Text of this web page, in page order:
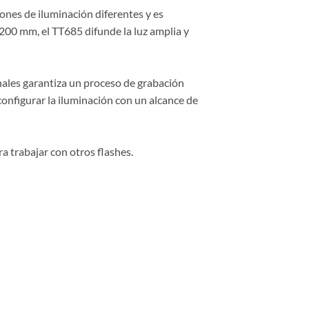
de iluminación diferentes y es
mm, el TT685 difunde la luz amplia y
garantiza un proceso de grabación
la iluminación con un alcance de
trabajar con otros flashes.